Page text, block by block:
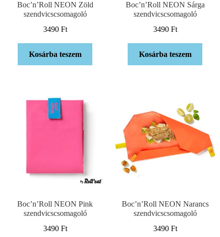
Boc’n’Roll NEON Zöld
szendvicscsomagoló
3490 Ft
Kosárba teszem
Boc’n’Roll NEON Sárga
szendvicscsomagoló
3490 Ft
Kosárba teszem
Boc’n’Roll NEON Pink
szendvicscsomagoló
3490 Ft
Boc’n’Roll NEON Narancs
szendvicscsomagoló
3490 Ft